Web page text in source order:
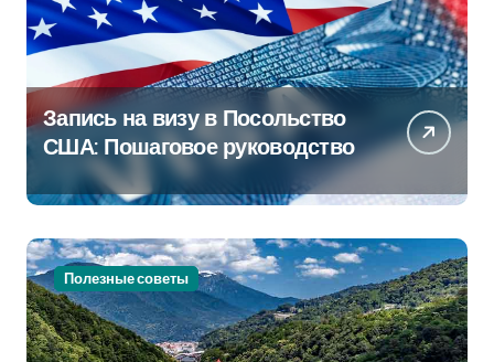
Запись на визу в Посольство
США: Пошаговое руководство
Полезные советы